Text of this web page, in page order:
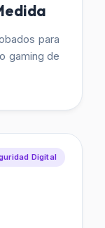
para
gaming de
Digital